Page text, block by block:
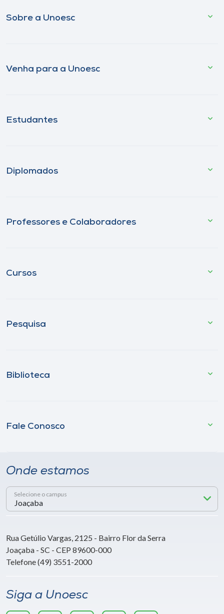
Sobre a Unoesc
Venha para a Unoesc
Estudantes
Diplomados
Professores e Colaboradores
Cursos
Pesquisa
Biblioteca
Fale Conosco
Onde estamos
Selecione o campus
Rua Getúlio Vargas, 2125 - Bairro Flor da Serra
Joaçaba - SC - CEP 89600-000
Telefone (49) 3551-2000
Siga a Unoesc